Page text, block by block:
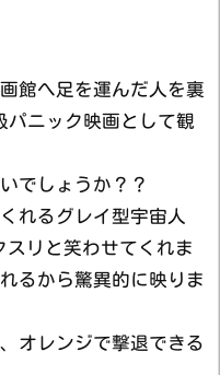
館へ足を運んだ人を裏
パニック映画として観
でしょうか？？
れるグレイ型宇宙人
スリと笑わせてくれま
るから驚異的に映りま
オレンジで撃退できる